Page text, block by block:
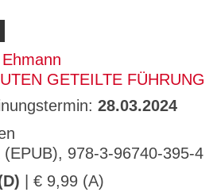
GETEILTE FÜHRUNG
28.03.2024
(EPUB), 978-3-96740-395-4
| € 9,99 (A)